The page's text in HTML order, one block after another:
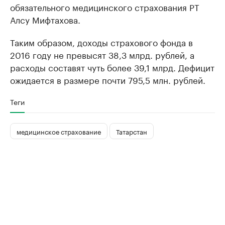
обязательного медицинского страхования РТ
Алсу Мифтахова.
Таким образом, доходы страхового фонда в
2016 году не превысят 38,3 млрд. рублей, а
расходы составят чуть более 39,1 млрд. Дефицит
ожидается в размере почти 795,5 млн. рублей.
Теги
медицинское страхование Татарстан